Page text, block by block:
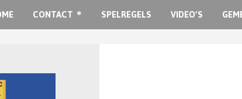
CONTACT SPELREGELS VIDEO’S